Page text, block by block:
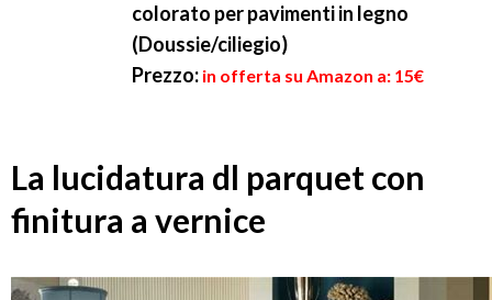
colorato per pavimenti in legno
(Doussie/ciliegio)
Prezzo: in offerta su Amazon a: 15€
La lucidatura dl parquet con
finitura a vernice